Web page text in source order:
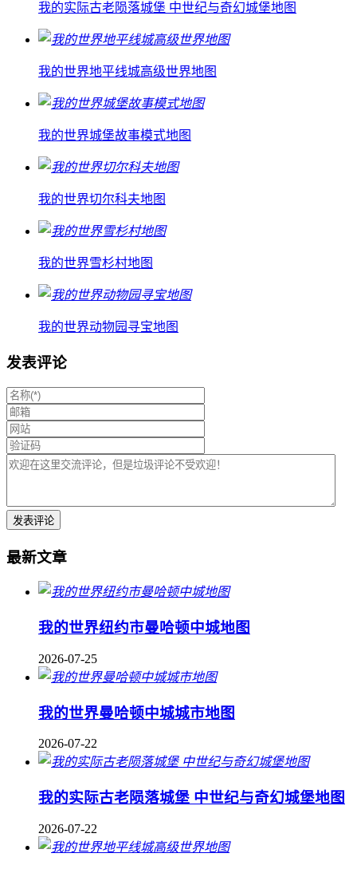
我的实际古老陨落城堡 中世纪与奇幻城堡地图
我的世界地平线城高级世界地图
我的世界城堡故事模式地图
我的世界切尔科夫地图
我的世界雪杉村地图
我的世界动物园寻宝地图
发表评论
最新文章
我的世界纽约市曼哈顿中城地图
2026-07-25
我的世界曼哈顿中城城市地图
2026-07-22
我的实际古老陨落城堡 中世纪与奇幻城堡地图
2026-07-22